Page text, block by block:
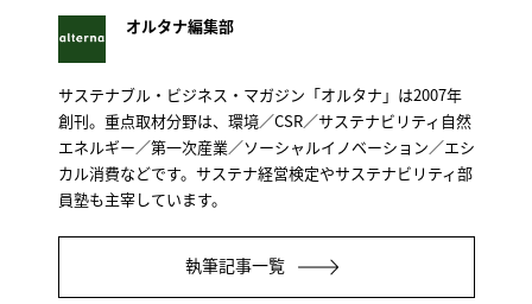
オルタナ編集部
サステナブル・ビジネス・マガジン「オルタナ」は2007年
創刊。重点取材分野は、環境／CSR／サステナビリティ自然
エネルギー／第一次産業／ソーシャルイノベーション／エシ
カル消費などです。サステナ経営検定やサステナビリティ部
員塾も主宰しています。
執筆記事一覧